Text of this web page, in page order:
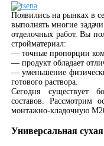
Появились на рынках в
выполнять многие
отделочных работ. Вы
стройматериал:
— точные пропорции
— продукт обладает
— уменьшение
готового раствора.
Сегодня существует
составов. Рассмотрим
монтажно-кладочную
Универсальная